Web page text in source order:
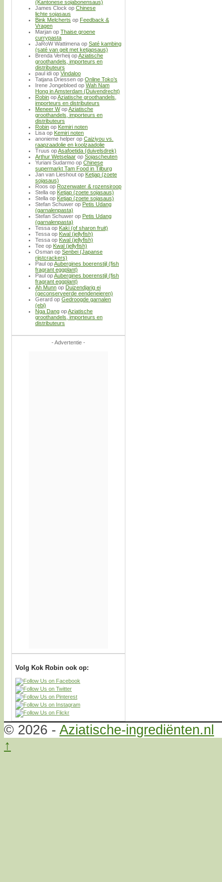
(Kantonese sojabonensaus)
James Clock op Chinese
lichte sojasaus
Bink Melcherts op Feedback &
Vragen
Marjan op Thaise groene
currypasta
JaRoW Wattimena op Saté kambing
(saté van geit met ketjapsaus)
Brenda Verheij opAziatische
groothandels, importeurs en
distributeurs
paul idi op Vindaloo
Tatjana Driessen op Online Toko’s
Irene Jongebloed op Wah Nam
Hong in Amsterdam (Duivendrecht)
Robin opAziatische groothandels,
importeurs en distributeurs
Meneer WopAziatische
groothandels, importeurs en
distributeurs
Robin op Kemiri noten
Lisa op Kemiri noten
anonieme helper op Caiziyou vs.
raapzaadolie en koolzaadolie
Truus opAsafoetida (duivelsdrek)
Arthur Wetselaar op Sojascheuten
Yuriani Sudarmo op Chinese
supermarkt Tam Food in Tilburg
Jan van Lieshout op Ketjap (zoete
sojasaus)
Roos op Rozenwater & rozensiroop
Stella op Ketjap (zoete sojasaus)
Stella op Ketjap (zoete sojasaus)
Stefan Schuwer op Petis Udang
(garnalenpasta)
Stefan Schuwer op Petis Udang
(garnalenpasta)
Tessa op Kaki (of sharon fruit)
Tessa op Kwal (jellyfish)
Tessa op Kwal (jellyfish)
Tee op Kwal (jellyfish)
Osman op Senbei (Japanse
rijstcrackers)
Paul opAubergines boerenstijl (fish
fragrant eggplant)
Paul opAubergines boerenstijl (fish
fragrant eggplant)
Ah Munn op Duizendjarig ei
(geconserveerde eendeneieren)
Gerard op Gedroogde garnalen
(ebi)
Nga Dang opAziatische
groothandels, importeurs en
distributeurs
- Advertentie -
Volg Kok Robin ook op:
© 2026 - Aziatische-ingrediënten.nl
↑